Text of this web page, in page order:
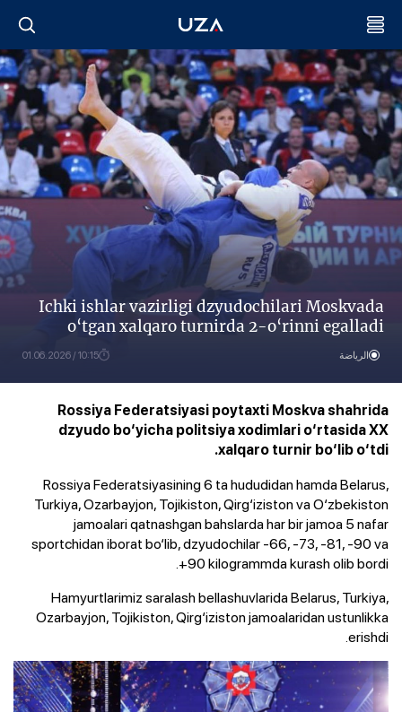
Ichki ishlar vazirligi dzyudochilari Moskvada
o‘tgan xalqaro turnirda 2-o‘rinni egalladi
الرياضة 10:15 / 01.06.2026
Rossiya Federatsiyasi poytaxti Moskva shahrida
dzyudo bo‘yicha politsiya xodimlari o‘rtasida XX
xalqaro turnir bo‘lib o‘tdi.
Rossiya Federatsiyasining 6 ta hududidan hamda Belarus,
Turkiya, Ozarbayjon, Tojikiston, Qirg‘iziston va O‘zbekiston
jamoalari qatnashgan bahslarda har bir jamoa 5 nafar
sportchidan iborat bo‘lib, dzyudochilar -66, -73, -81, -90 va
+90 kilogrammda kurash olib bordi.
Hamyurtlarimiz saralash bellashuvlarida Belarus, Turkiya,
Ozarbayjon, Tojikiston, Qirg‘iziston jamoalaridan ustunlikka
erishdi.